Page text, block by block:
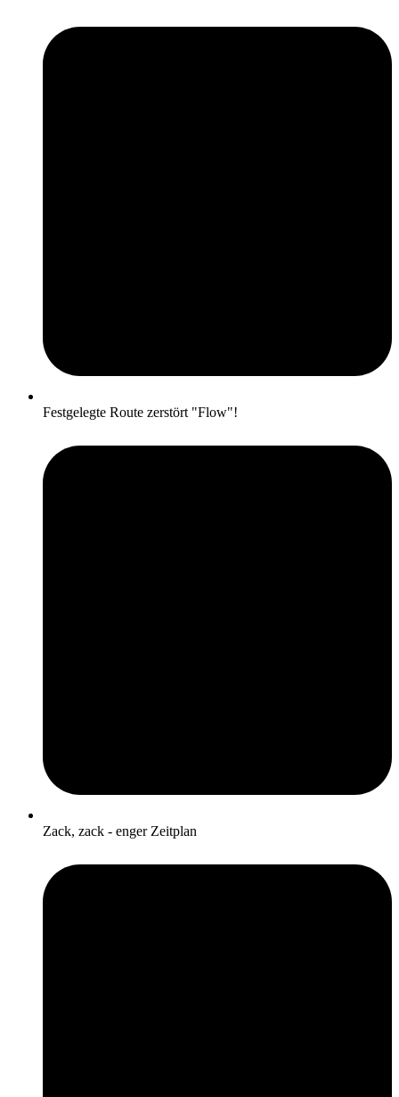
Festgelegte Route zerstört "Flow"!
Zack, zack - enger Zeitplan